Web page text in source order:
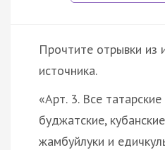
Прочтите отрывки из
источника.
«Арт. 3. Все
буджатские,
жамбуйлуки и